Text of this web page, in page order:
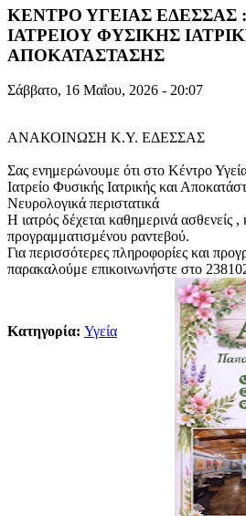
ΚΕΝΤΡΟ ΥΓΕΙΑΣ ΕΔΕΣΣΑΣ
ΙΑΤΡΕΙΟΥ ΦΥΣΙΚΗΣ
ΑΠΟΚΑΤΑΣΤΑΣΗΣ
Σάββατο, 16 Μαΐου, 2026 - 20:07
ΑΝΑΚΟΙΝΩΣΗ Κ.Υ. ΕΔΕΣΣΑΣ
Σας ενημερώνουμε ότι στο Κέντρο
Ιατρείο Φυσικής Ιατρικής και
Νευρολογικά περιστατικά
Η ιατρός δέχεται καθημερινά ασθενείς ,
προγραμματισμένου ραντεβού.
Για περισσότερες πληροφορίες και
παρακαλούμε επικοινωνήστε στο
Κατηγορία: Υγεία